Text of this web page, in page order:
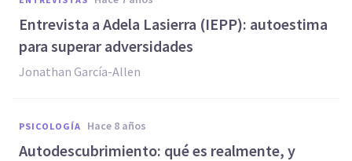
Entrevista a Adela Lasierra (IEPP): autoestima
para superar adversidades
Jonathan García-Allen
PSICOLOGÍA hace 8 años
Autodescubrimiento: qué es realmente, y